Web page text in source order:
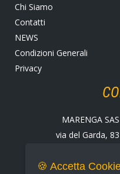
Chi Siamo
Contatti
NEWS
Condizioni Generali
Privacy
MARENGA
via del Garda,
Fax
🍪 Accetta